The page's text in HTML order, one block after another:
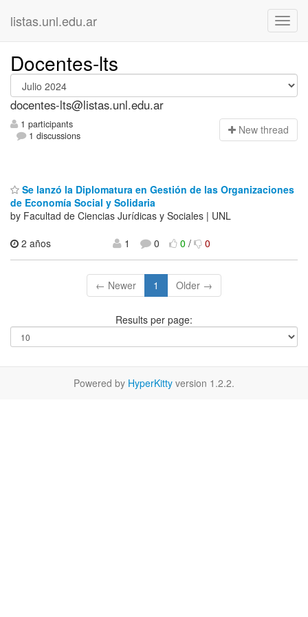
listas.unl.edu.ar
Docentes-lts
docentes-lts@listas.unl.edu.ar
1 participants
1 discussions
New thread
Se lanzó la Diplomatura en Gestión de las Organizaciones
de Economía Social y Solidaria
by Facultad de Ciencias Jurídicas y Sociales | UNL
2 años
1 0 0/ 0
← Newer 1 Older →
Results per page:
Powered by HyperKitty version 1.2.2.